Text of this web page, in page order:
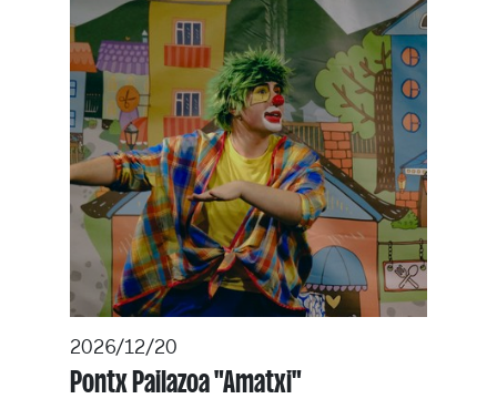
2026/12/20
Pontx Pailazoa "Amatxi"